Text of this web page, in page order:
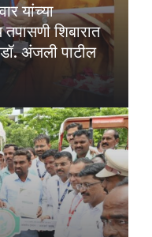
यांच्या
शिबारात
अंजली पाटील